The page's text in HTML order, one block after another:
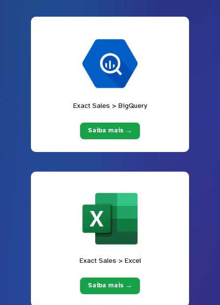
Exact Sales > BigQuery
Saiba mais →
Exact Sales > Excel
Saiba mais →